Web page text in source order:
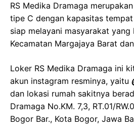
RS Medika Dramaga
tipe C dengan kapasitas
siap melayani masyarakat
Kecamatan Margajaya Barat
Loker RS Medika Dramaga ini
akun instagram resminya, yaitu
dan lokasi rumah sakitnya
Dramaga No.KM. 7,3, RT.01/
Bogor Bar., Kota Bogor, Jawa